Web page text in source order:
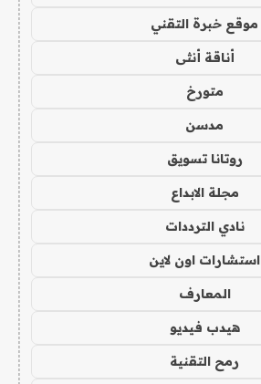
موقع خبرة التقني
أناقة أنثى
متورخ
مدسن
روتانا تسويق
مجلة الابداع
نادي الترددات
استشارات اون لاين
المعارف
هيدب فيديو
رمح التقنية